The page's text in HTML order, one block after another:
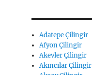
Adatepe Çilingir
Afyon Çilingir
Akevler Çilingir
Akıncılar Çilingir